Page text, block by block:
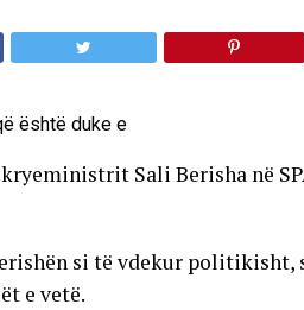
Sali Berisha në
si të vdekur politikisht,
e vetë.